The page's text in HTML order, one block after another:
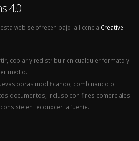
4.0
web se ofrecen bajo la licencia Creative
copiar y redistribuir en cualquier formato y
medio.
obras modificando, combinando o
documentos, incluso con fines comerciales.
en reconocer la fuente.